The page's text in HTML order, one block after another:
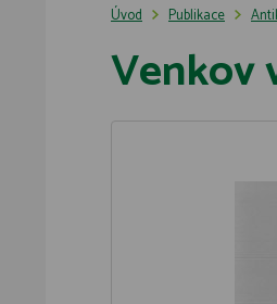
Úvod Publikace
Venkov